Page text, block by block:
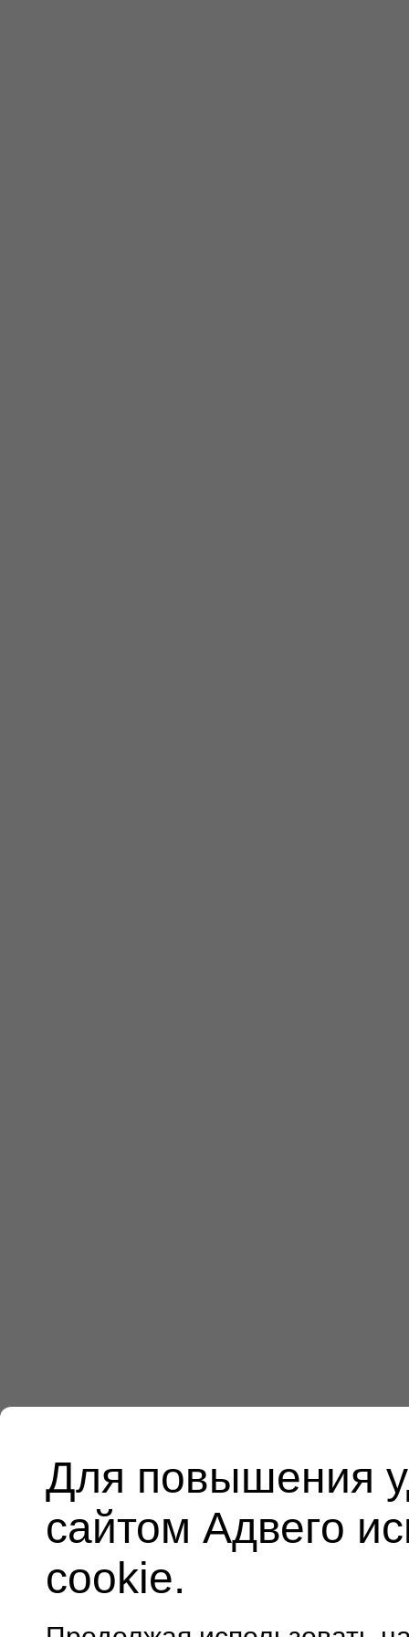
Для повышения
сайтом Адвего
cookie.